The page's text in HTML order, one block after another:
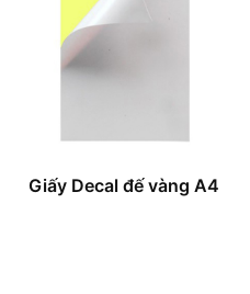
Giấy Decal đế vàng A4